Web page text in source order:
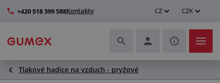
+420 518 399 588Kontakty CZ CZK
Hadice a jejich kompletace
Tlakové hadice na vzduch - pryžové